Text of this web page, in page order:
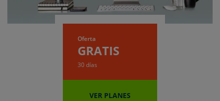
Oferta
GRATIS
30 días
VER PLANES